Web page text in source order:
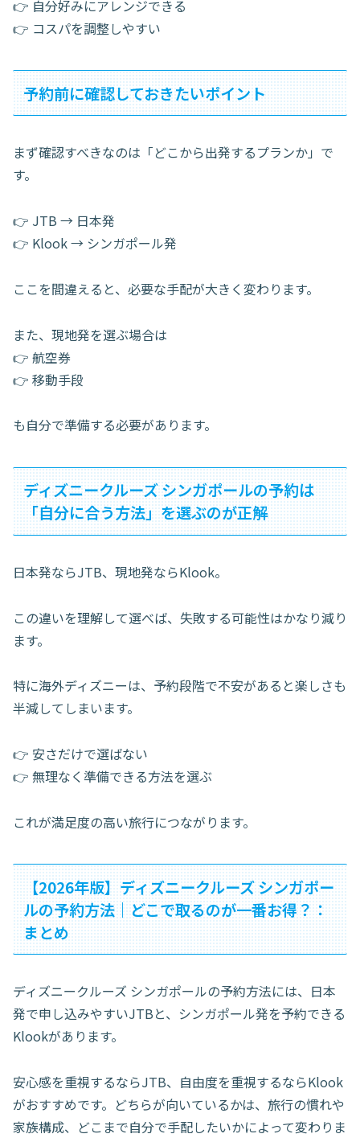
👉 自分好みにアレンジできる
👉 コスパを調整しやすい
予約前に確認しておきたいポイント
まず確認すべきなのは「どこから出発するプランか」で
す。
👉 JTB → 日本発
👉 Klook → シンガポール発
ここを間違えると、必要な手配が大きく変わります。
また、現地発を選ぶ場合は
👉 航空券
👉 移動手段
も自分で準備する必要があります。
ディズニークルーズ シンガポールの予約は
「自分に合う方法」を選ぶのが正解
日本発ならJTB、現地発ならKlook。
この違いを理解して選べば、失敗する可能性はかなり減り
ます。
特に海外ディズニーは、予約段階で不安があると楽しさも
半減してしまいます。
👉 安さだけで選ばない
👉 無理なく準備できる方法を選ぶ
これが満足度の高い旅行につながります。
【2026年版】ディズニークルーズ シンガポー
ルの予約方法｜どこで取るのが一番お得？：
まとめ
ディズニークルーズ シンガポールの予約方法には、日本
発で申し込みやすいJTBと、シンガポール発を予約できる
Klookがあります。
安心感を重視するならJTB、自由度を重視するならKlook
がおすすめです。どちらが向いているかは、旅行の慣れや
家族構成、どこまで自分で手配したいかによって変わりま